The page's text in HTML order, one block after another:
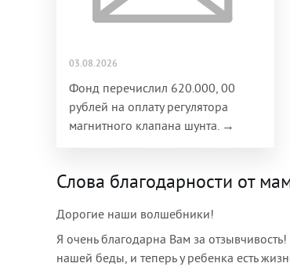
03.08.2026
Фонд перечислил 620.000, 00
рублей на оплату регулятора
магнитного клапана шунта. →
Слова благодарности от
Дорогие наши волшебники!
Я очень благодарна Вам за
нашей беды, и теперь у ребенка есть